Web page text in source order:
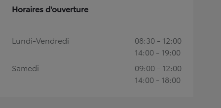
Horaires d'ouverture
Lundi-Vendredi
08:30 - 12:00
14:00 - 19:00
Samedi
09:00 - 12:00
14:00 - 18:00